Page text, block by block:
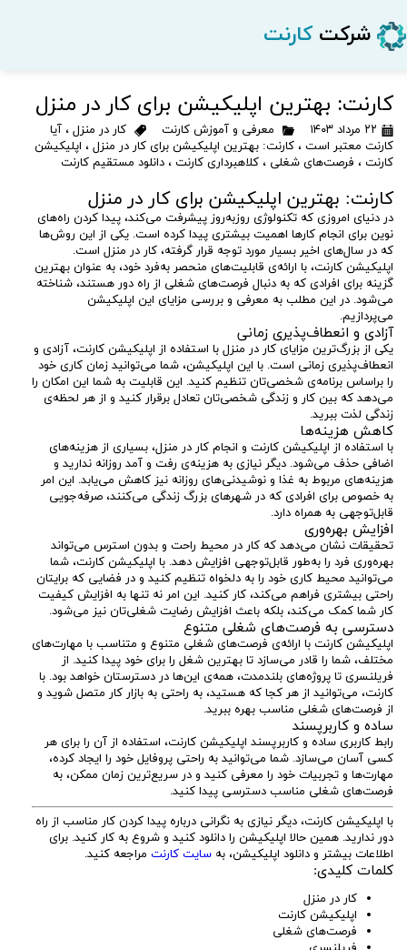
شرکت کارنت
کارنت: بهترین اپلیکیشن برای کار در منزل
۲۲ مرداد ۱۴۰۳ معرفی و آموزش کارنت کار در منزل ، آیا
کارنت معتبر است ، کارنت: بهترین اپلیکیشن برای کار در منزل ، اپلیکیشن
کارنت ، فرصت‌های شغلی ، کلاهبرداری کارنت ، دانلود مستقیم کارنت
کارنت: بهترین اپلیکیشن برای کار در منزل
در دنیای امروزی که تکنولوژی روزبه‌روز پیشرفت می‌کند، پیدا کردن راه‌های
نوین برای انجام کارها اهمیت بیشتری پیدا کرده است. یکی از این روش‌ها
که در سال‌های اخیر بسیار مورد توجه قرار گرفته، کار در منزل است.
اپلیکیشن کارنت، با ارائه‌ی قابلیت‌های منحصر به‌فرد خود، به عنوان بهترین
گزینه برای افرادی که به دنبال فرصت‌های شغلی از راه دور هستند، شناخته
می‌شود. در این مطلب به معرفی و بررسی مزایای این اپلیکیشن
می‌پردازیم.
آزادی و انعطاف‌پذیری زمانی
یکی از بزرگ‌ترین مزایای کار در منزل با استفاده از اپلیکیشن کارنت، آزادی و
انعطاف‌پذیری زمانی است. با این اپلیکیشن، شما می‌توانید زمان کاری خود
را براساس برنامه‌ی شخصی‌تان تنظیم کنید. این قابلیت به شما این امکان را
می‌دهد که بین کار و زندگی شخصی‌تان تعادل برقرار کنید و از هر لحظه‌ی
زندگی لذت ببرید.
کاهش هزینه‌ها
با استفاده از اپلیکیشن کارنت و انجام کار در منزل، بسیاری از هزینه‌های
اضافی حذف می‌شود. دیگر نیازی به هزینه‌ی رفت و آمد روزانه ندارید و
هزینه‌های مربوط به غذا و نوشیدنی‌های روزانه نیز کاهش می‌یابد. این امر
به خصوص برای افرادی که در شهرهای بزرگ زندگی می‌کنند، صرفه‌جویی
قابل‌توجهی به همراه دارد.
افزایش بهره‌وری
تحقیقات نشان می‌دهد که کار در محیط راحت و بدون استرس می‌تواند
بهره‌وری فرد را به‌طور قابل‌توجهی افزایش دهد. با اپلیکیشن کارنت، شما
می‌توانید محیط کاری خود را به دلخواه تنظیم کنید و در فضایی که برایتان
راحتی بیشتری فراهم می‌کند، کار کنید. این امر نه تنها به افزایش کیفیت
کار شما کمک می‌کند، بلکه باعث افزایش رضایت شغلی‌تان نیز می‌شود.
دسترسی به فرصت‌های شغلی متنوع
اپلیکیشن کارنت با ارائه‌ی فرصت‌های شغلی متنوع و متناسب با مهارت‌های
مختلف، شما را قادر می‌سازد تا بهترین شغل را برای خود پیدا کنید. از
فریلنسری تا پروژه‌های بلندمدت، همه‌ی این‌ها در دسترستان خواهد بود. با
کارنت، می‌توانید از هر کجا که هستید، به راحتی به بازار کار متصل شوید و
از فرصت‌های شغلی مناسب بهره ببرید.
ساده و کاربرپسند
رابط کاربری ساده و کاربرپسند اپلیکیشن کارنت، استفاده از آن را برای هر
کسی آسان می‌سازد. شما می‌توانید به راحتی پروفایل خود را ایجاد کرده،
مهارت‌ها و تجربیات خود را معرفی کنید و در سریع‌ترین زمان ممکن، به
فرصت‌های شغلی مناسب دسترسی پیدا کنید.
با اپلیکیشن کارنت، دیگر نیازی به نگرانی درباره پیدا کردن کار مناسب از راه
دور ندارید. همین حالا اپلیکیشن را دانلود کنید و شروع به کار کنید. برای
اطلاعات بیشتر و دانلود اپلیکیشن، به سایت کارنت مراجعه کنید.
کلمات کلیدی:
کار در منزل
اپلیکیشن کارنت
فرصت‌های شغلی